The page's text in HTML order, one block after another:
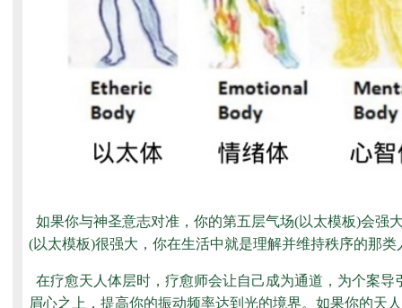
如果你与神圣意志对准，你的第五层气场(以太模板)会强
(以太模板)很强大，你在生活中就是理解并维持秩序的那
在疗愈天人体层时，疗愈师会让自己成为通道，为个案
眉心之上，提高你的振动频率达到光的境界。如果你的天